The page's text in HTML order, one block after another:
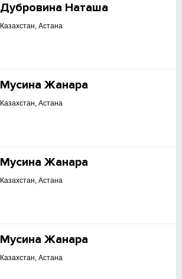
Дубровина Наташа
Казахстан, Астана
Мусина Жанара
Казахстан, Астана
Мусина Жанара
Казахстан, Астана
Мусина Жанара
Казахстан, Астана